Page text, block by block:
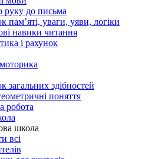
руку до письма
пам’яті, уваги, уяви, логіки
навики читання
і рахунок
загальних здібностей
поняття
робота
школа
всі